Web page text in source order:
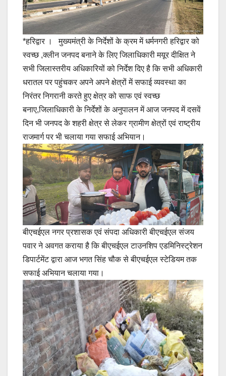
*हरिद्वार । मुख्यमंत्री के निर्देशों के क्रम में धर्मनगरी हरिद्वार को
स्वच्छ ,क्लीन जनपद बनाने के लिए जिलाधिकारी मयूर दीक्षित ने
सभी जिलास्तरीय अधिकारियों को निर्देश दिए है कि सभी अधिकारी
धरातल पर पहुंचकर अपने अपने क्षेत्रों में सफाई व्यवस्था का
निरंतर निगरानी करते हुए क्षेत्र को साफ एवं स्वच्छ
बनाए,जिलाधिकारी के निर्देशों के अनुपालन में आज जनपद में दसवें
दिन भी जनपद के शहरी क्षेत्र से लेकर ग्रामीण क्षेत्रों एवं राष्ट्रीय
राजमार्ग पर भी चलाया गया सफाई अभियान।
बीएचईएल नगर प्रशासक एवं संपदा अधिकारी बीएचईएल संजय
पवार ने अवगत कराया है कि बीएचईएल टाउनशिप एडमिनिस्ट्रेशन
डिपार्टमेंट द्वारा आज भगत सिंह चौक से बीएचईएल स्टेडियम तक
सफाई अभियान चलाया गया।